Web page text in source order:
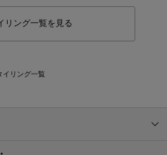
リング一覧を見る
イリング一覧